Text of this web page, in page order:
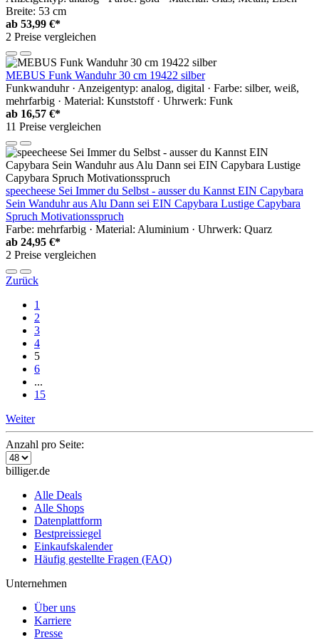
Breite: 53 cm
ab 53,99 €*
2 Preise vergleichen
MEBUS Funk Wanduhr 30 cm 19422 silber
Funkwanduhr · Anzeigentyp: analog, digital · Farbe: silber, weiß,
mehrfarbig · Material: Kunststoff · Uhrwerk: Funk
ab 16,57 €*
11 Preise vergleichen
speecheese Sei Immer du Selbst - ausser du Kannst EIN Capybara
Sein Wanduhr aus Alu Dann sei EIN Capybara Lustige Capybara
Spruch Motivationsspruch
Farbe: mehrfarbig · Material: Aluminium · Uhrwerk: Quarz
ab 24,95 €*
2 Preise vergleichen
Zurück
1
2
3
4
5
6
...
15
Weiter
Anzahl pro Seite:
billiger.de
Alle Deals
Alle Shops
Datenplattform
Bestpreissiegel
Einkaufskalender
Häufig gestellte Fragen (FAQ)
Unternehmen
Über uns
Karriere
Presse